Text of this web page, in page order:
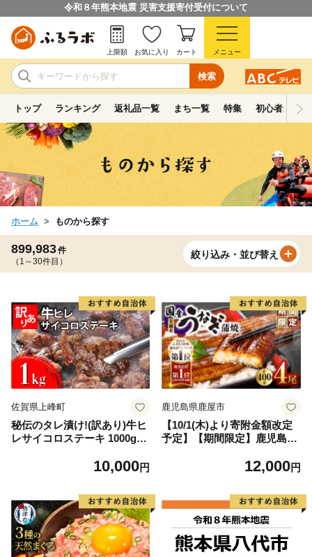
令和８年熊本地震 災害支援寄付受付について
検索
上限額 お気に入り カート メニュー
トップ ランキング 返礼品一覧 まち一覧 特集 初心者ガイド
ホーム ものから探す
899,983件
（1～30件目）
絞り込み・並び替え
佐賀県上峰町
秘伝のタレ漬け!(訳あり)牛ヒ
レサイコロステーキ 1000g
10,000円
鹿児島県鹿屋市
【10/1(木)より寄附金額改定
予定】【期間限定】鹿児島県
12,000円